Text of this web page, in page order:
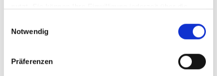
Trigger Symbol ändern oder widerrufen
Informationen über Ihre geografische Lage
Notwendig
Präferenzen